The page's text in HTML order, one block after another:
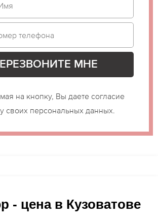
на кнопку, Вы даете согласие
своих персональных данных.
- цена в Кузоватове